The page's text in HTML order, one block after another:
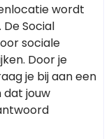
wordt
Social
sociale
Door je
je bij aan een
dat jouw